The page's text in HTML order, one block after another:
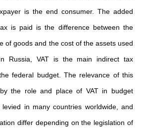
is the end consumer. The added
is paid is the difference between the
of goods and the cost of the assets used
Russia, VAT is the main indirect tax
federal budget. The relevance of this
the role and place of VAT in budget
in many countries worldwide, and
differ depending on the legislation of